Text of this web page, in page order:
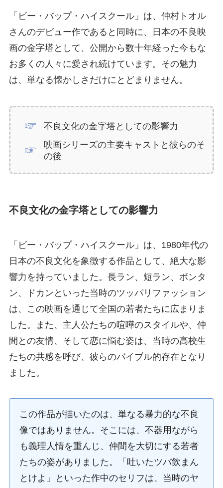
「ビー・バップ・ハイスクール」は、仲村トオル
さんのデビュー作であると同時に、日本の不良映
画の金字塔として、公開から数十年経った今もな
お多くの人々に愛され続けています。その魅力
は、単なる懐かしさだけにとどまりません。
不良文化の金字塔としての影響力
映画シリーズの主要キャストと彼らのそ
の後
不良文化の金字塔としての影響力
「ビー・バップ・ハイスクール」は、1980年代の
日本の不良文化を象徴する作品として、絶大な影
響力を持っていました。長ラン、短ラン、ボンタ
ン、ドカンといった当時のツッパリファッション
は、この映画を通じて全国の若者たちに広まりま
した。また、主人公たちの喧嘩のスタイルや、仲
間との友情、そして恋に悩む姿は、当時の高校生
たちの共感を呼び、彼らのバイブル的存在となり
ました。
この作品が描いたのは、単なる暴力的な不良
像ではありません。そこには、不器用ながら
も義理人情を重んじ、仲間を大切にする若者
たちの姿がありました。「吐いたツバ飲まん
とけよ」といった作中のセリフは、当時のヤ